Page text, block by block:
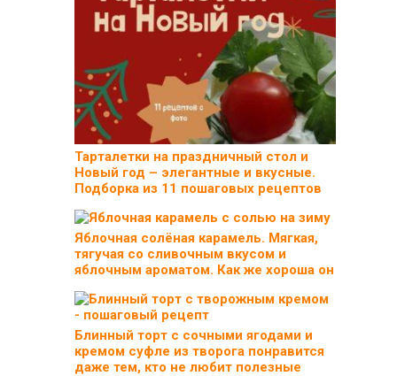
Тарталетки на праздничный стол и
Новый год – элегантные и вкусные.
Подборка из 11 пошаговых рецептов
Яблочная солёная карамель. Мягкая,
тягучая со сливочным вкусом и
яблочным ароматом. Как же хороша он
Блинный торт с сочными ягодами и
кремом суфле из творога понравится
даже тем, кто не любит полезные